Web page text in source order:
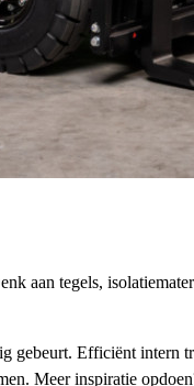
aan tegels,
Efficiënt
Meer inspiratie